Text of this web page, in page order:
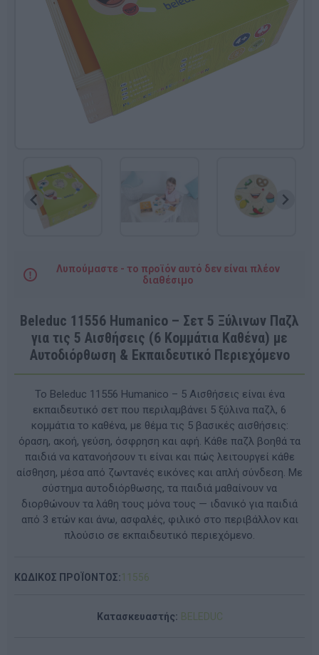
Λυπούμαστε - το προϊόν αυτό δεν είναι πλέον
διαθέσιμο
Beleduc 11556 Humanico – Σετ 5 Ξύλινων Παζλ
για τις 5 Αισθήσεις (6 Κομμάτια Καθένα) με
Αυτοδιόρθωση & Εκπαιδευτικό Περιεχόμενο
Το Beleduc 11556 Humanico – 5 Αισθήσεις είναι ένα
εκπαιδευτικό σετ που περιλαμβάνει 5 ξύλινα παζλ, 6
κομμάτια το καθένα, με θέμα τις 5 βασικές αισθήσεις:
όραση, ακοή, γεύση, όσφρηση και αφή. Κάθε παζλ βοηθά τα
παιδιά να κατανοήσουν τι είναι και πώς λειτουργεί κάθε
αίσθηση, μέσα από ζωντανές εικόνες και απλή σύνδεση. Με
σύστημα αυτοδιόρθωσης, τα παιδιά μαθαίνουν να
διορθώνουν τα λάθη τους μόνα τους — ιδανικό για παιδιά
από 3 ετών και άνω, ασφαλές, φιλικό στο περιβάλλον και
πλούσιο σε εκπαιδευτικό περιεχόμενο.
ΚΩΔΙΚΟΣ ΠΡΟΪΟΝΤΟΣ:11556
Κατασκευαστής: BELEDUC